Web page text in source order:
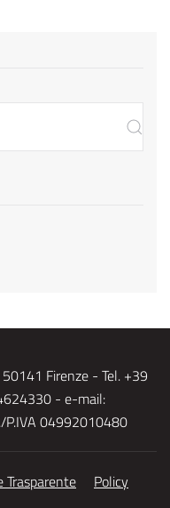
Firenze - Tel. +39
- e-mail:
P.IVA 04992010480
Trasparente
Policy